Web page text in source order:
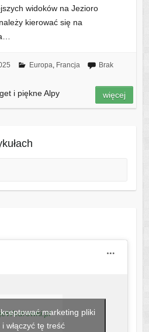
widoków na Jezioro
kierować się na
Europa, Francja
Brak
i piękne Alpy więcej
marketing pliki
włączyć tę treść